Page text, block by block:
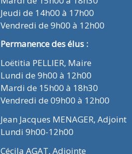
Jeudi de 14h00 à 17h00
Vendredi de 9h00 à 12h00
Permanence des élus :
Loëtitia PELLIER, Maire
Lundi de 9h00 à 12h00
Mardi de 15h00 à 18h30
Vendredi de 09h00 à 12h00
Jean Jacques MENAGER, Adjoint
Lundi 9h00-12h00
Cécila AGAT, Adjointe